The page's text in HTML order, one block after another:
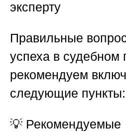
эксперту
Правильные
успеха в
рекомендуем
следующие пункты:
💡 Рекомендуемые